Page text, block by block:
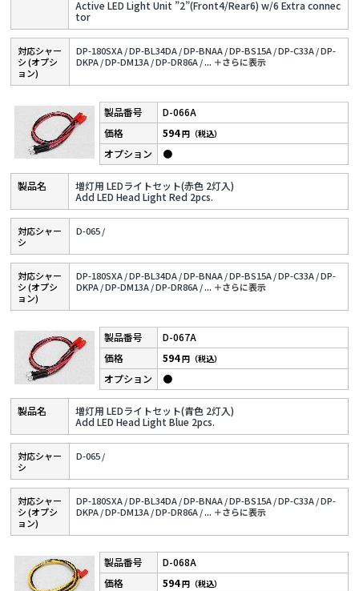
Active LED Light Unit ”2”(Front4/Rear6) w/6 Extra connec
tor
対応シャー
シ (オプシ
ョン)
DP-180SXA /DP-BL34DA /DP-BNAA /DP-BS15A /DP-C33A /DP-
DKPA /DP-DM13A /DP-DR86A /... ＋さらに表⽰
D-066A
増灯用 LEDライトセット(赤色 2灯入)
Add LED Head Light Red 2pcs.
594円（税込）
●
対応シャー
シ
D-065 /
対応シャー
シ (オプシ
ョン)
DP-180SXA /DP-BL34DA /DP-BNAA /DP-BS15A /DP-C33A /DP-
DKPA /DP-DM13A /DP-DR86A /... ＋さらに表⽰
D-067A
増灯用 LEDライトセット(青色 2灯入)
Add LED Head Light Blue 2pcs.
594円（税込）
●
対応シャー
シ
D-065 /
対応シャー
シ (オプシ
ョン)
DP-180SXA /DP-BL34DA /DP-BNAA /DP-BS15A /DP-C33A /DP-
DKPA /DP-DM13A /DP-DR86A /... ＋さらに表⽰
D-068A
594円（税込）